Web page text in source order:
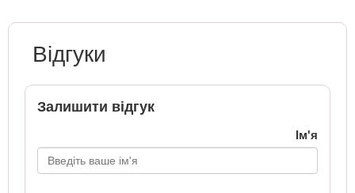
Відгуки
Залишити відгук
Ім'я